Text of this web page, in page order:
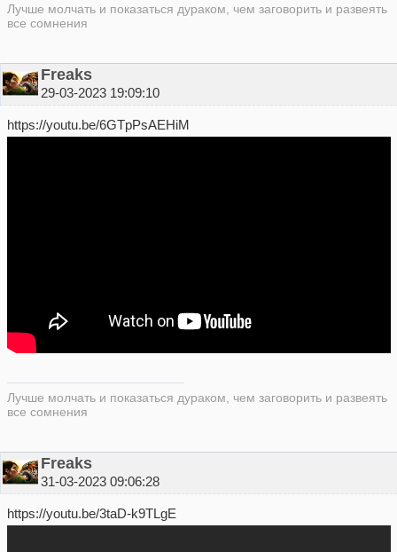
Лучше молчать и показаться дураком, чем заговорить и развеять
все сомнения
Freaks
29-03-2023 19:09:10
https://youtu.be/6GTpPsAEHiM
Лучше молчать и показаться дураком, чем заговорить и развеять
все сомнения
Freaks
31-03-2023 09:06:28
https://youtu.be/3taD-k9TLgE